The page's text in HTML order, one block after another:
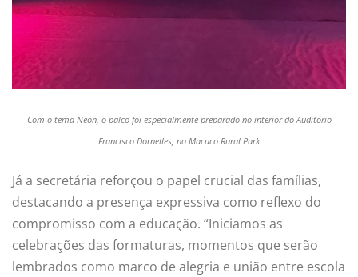
Com o tema Neon, o palco foi especialmente preparado no interior do Auditório
Francisco Dornelles, no Macuco Rural Park
Já a secretária reforçou o papel crucial das famílias,
destacando a presença expressiva como reflexo do
compromisso com a educação. “Iniciamos as
celebrações das formaturas, momentos que serão
lembrados como marco de alegria e união entre escola